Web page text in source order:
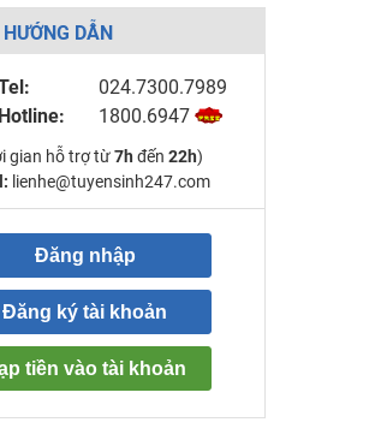
DẪN
024.7300.7989
Hotline:
1800.6947
gian hỗ trợ từ7h đến 22h)
lienhe@tuyensinh247.com
Đăng nhập
Đăng ký tài khoản
tiền vào tài khoản